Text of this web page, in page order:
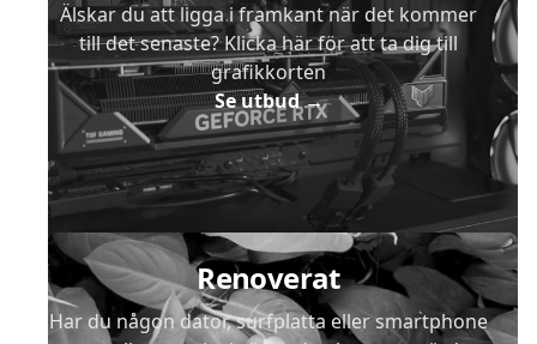
Älskar du att ligga i framkant när det kommer
till det senaste? Klicka här för att ta dig till
grafikkorten
Se utbud→
Renoverat
Har du någon dator, surfplatta eller smartphone